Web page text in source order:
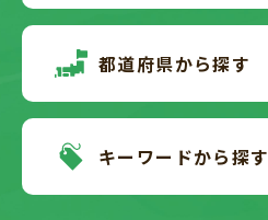
都道府県から探す
キーワードから探す